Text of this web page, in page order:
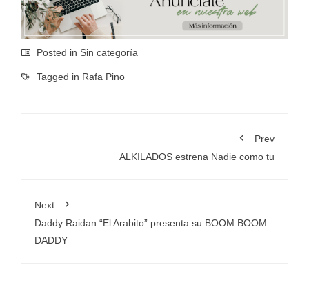
Posted in Sin categoría
Tagged in Rafa Pino
Prev
ALKILADOS estrena Nadie como tu
Next
Daddy Raidan “El Arabito” presenta su BOOM BOOM
DADDY